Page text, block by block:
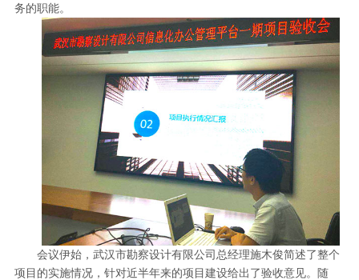
务的职能。
会议伊始，武汉市勘察设计有限公司总经理施木俊简述了整个
项目的实施情况，针对近半年来的项目建设给出了验收意见。随